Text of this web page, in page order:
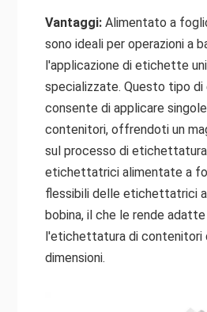
Vantaggi:Alimentato a
sono ideali per operazioni a
l'applicazione di etichette
specializzate. Questo tipo
consente di applicare
contenitori, offrendoti un
sul processo di
etichettatrici alimentate a
flessibili delle etichettatrici
bobina, il che le rende
l'etichettatura di contenitori
dimensioni.